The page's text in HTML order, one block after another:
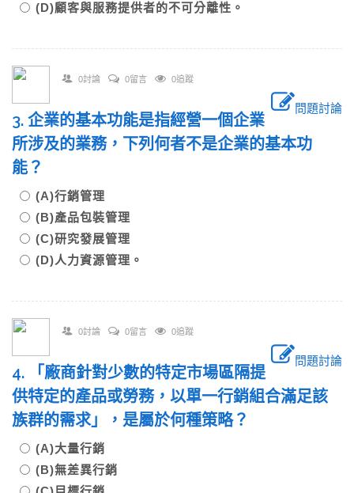
(D)顧客與服務提供者的不可分離性。
0討論 0留言 0追蹤
問題討論
3. 企業的基本功能是指經營一個企業
所涉及的業務，下列何者不是企業的基本功
能？
(A)行銷管理
(B)產品包裝管理
(C)研究發展管理
(D)人力資源管理。
0討論 0留言 0追蹤
問題討論
4. 「廠商針對少數的特定市場區隔提
供特定的產品或勞務，以單一行銷組合滿足該
族群的需求」，是屬於何種策略？
(A)大量行銷
(B)無差異行銷